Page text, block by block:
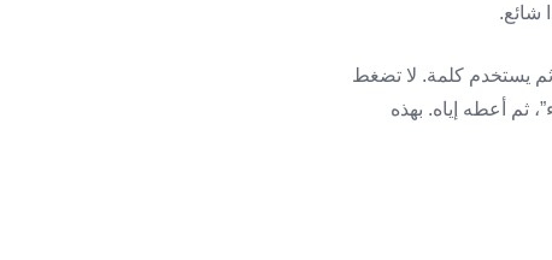
شائع.
ثم يستخدم كلمة. لا تضغط
ثم أعطه إياه. بهذه